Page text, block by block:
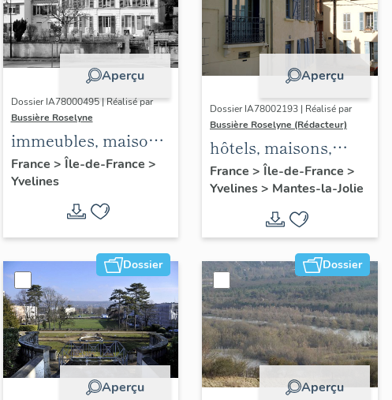
Aperçu
Dossier IA78000495 | Réalisé par
Bussière Roselyne
immeubles, maisons,
fermes
France > Île-de-France >
Yvelines
Aperçu
Dossier IA78002193 | Réalisé par
Bussière Roselyne (Rédacteur)
hôtels, maisons,
immeubles
France > Île-de-France >
Yvelines> Mantes-la-Jolie
Dossier
Aperçu
Dossier
Aperçu